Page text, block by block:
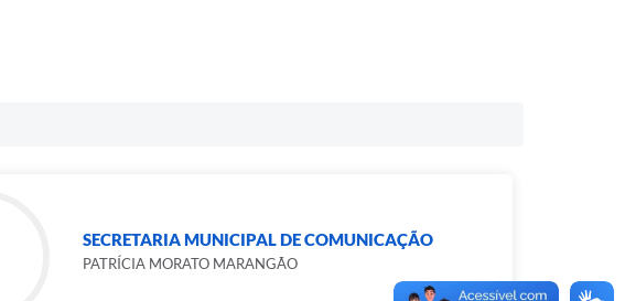
SECRETARIA MUNICIPAL DE COMUNICAÇÃO
PATRÍCIA MORATO MARANGÃO